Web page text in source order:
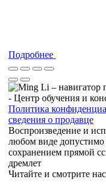
Подробнее
- Центр обучения и
Политика
сведения о продавце
Воспроизведение и
любом виде допустимо
сохранением прямой
дремлет
Читайте и смотрите